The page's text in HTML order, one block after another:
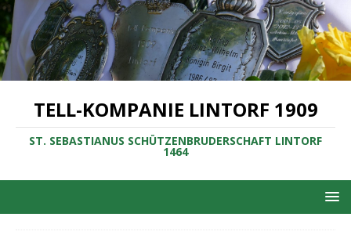
TELL-KOMPANIE LINTORF 1909
ST. SEBASTIANUS SCHÜTZENBRUDERSCHAFT LINTORF
1464